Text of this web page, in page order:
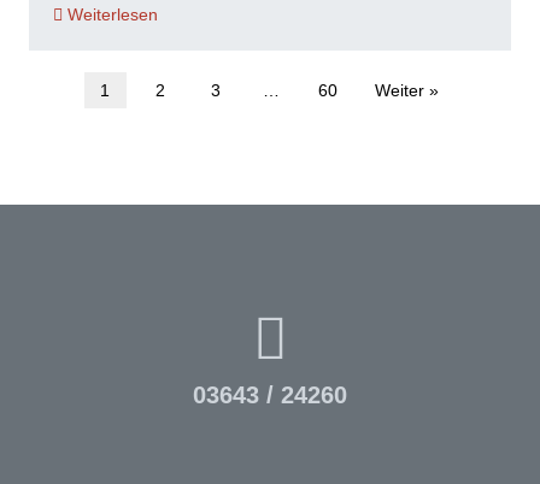
Weiterlesen
1 2 3 60 Weiter »
03643 / 24260